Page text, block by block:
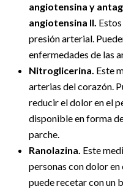
angiotensina y
angiotensina II.
presión arterial.
enfermedades de las
Nitroglicerina. Este
arterias del corazón.
reducir el dolor en el
disponible en forma
parche.
Ranolazina. Este
personas con dolor en
puede recetar con un